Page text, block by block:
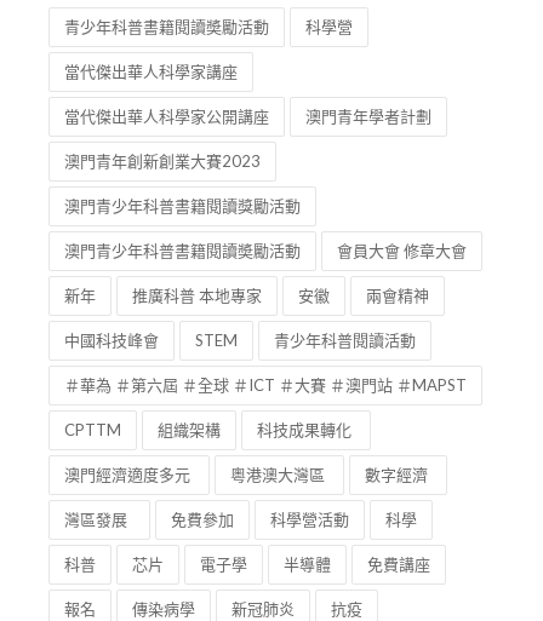
青少年科普書籍閱讀奬勵活動 科學營
當代傑出華人科學家講座
當代傑出華人科學家公開講座 澳門青年學者計劃
澳門青年創新創業大賽2023
澳門青少年科普書籍閱讀獎勵活動
澳門青少年科普書籍閱讀奬勵活動 會員大會 修章大會
新年 推廣科普 本地專家 安徽 兩會精神
中國科技峰會 STEM 青少年科普閱讀活動
＃華為 ＃第六屆 ＃全球 ＃ICT ＃大賽 ＃澳門站 ＃MAPST
CPTTM 組織架構 科技成果轉化
澳門經濟適度多元 粵港澳大灣區 數字經濟
灣區發展 免費參加 科學營活動 科學
科普 芯片 電子學 半導體 免費講座
報名 傳染病學 新冠肺炎 抗疫